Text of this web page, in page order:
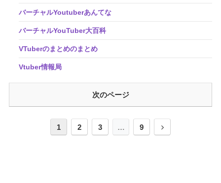
バーチャルYoutuberあんてな
バーチャルYouTuber大百科
VTuberのまとめのまとめ
Vtuber情報局
次のページ
1 2 3 … 9